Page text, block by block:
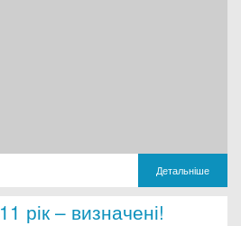
Детальніше
рік – визначені!